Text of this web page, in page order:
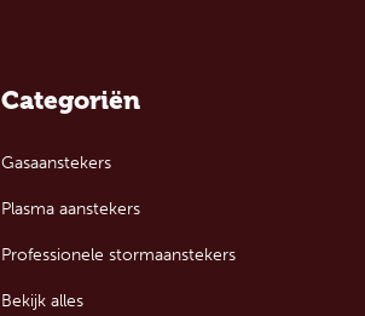
Categoriën
Gasaanstekers
Plasma aanstekers
Professionele stormaanstekers
Bekijk alles